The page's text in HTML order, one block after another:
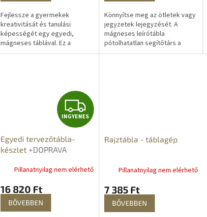
Fejlessze a gyermekek
kreativitását és tanulási
képességét egy egyedi,
mágneses táblával. Ez a
kétoldalas tábla egy mágneses
Könnyítse meg az ötletek vagy
jegyzetek lejegyzését. A
mágneses leírótábla
pótolhatatlan segítőtárs a
háztartásokban, de az
I
N
Y
INGYENES
Egyedi tervezőtábla-
készlet +DOPRAVA
Pillanatnyilag nem elérhető
16 820 Ft
BŐVEBBEN
Rajztábla - táblagép
Pillanatnyilag nem elérhető
7 385 Ft
BŐVEBBEN